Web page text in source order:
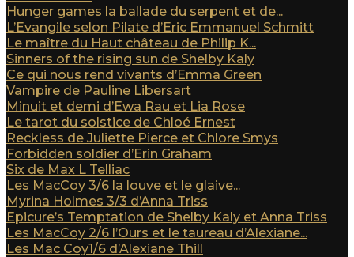
Hunger games la ballade du serpent et de...
L’Evangile selon Pilate d’Eric Emmanuel Schmitt
Le maître du Haut château de Philip K...
Sinners of the rising sun de Shelby Kaly
Ce qui nous rend vivants d’Emma Green
Vampire de Pauline Libersart
Minuit et demi d’Ewa Rau et Lia Rose
Le tarot du solstice de Chloé Ernest
Reckless de Juliette Pierce et Chlore Smys
Forbidden soldier d’Erin Graham
Six de Max L Telliac
Les MacCoy 3/6 la louve et le glaive...
Myrina Holmes 3/3 d’Anna Triss
Epicure’s Temptation de Shelby Kaly et Anna Triss
Les MacCoy 2/6 l’Ours et le taureau d’Alexiane...
Les Mac Coy1/6 d’Alexiane Thill